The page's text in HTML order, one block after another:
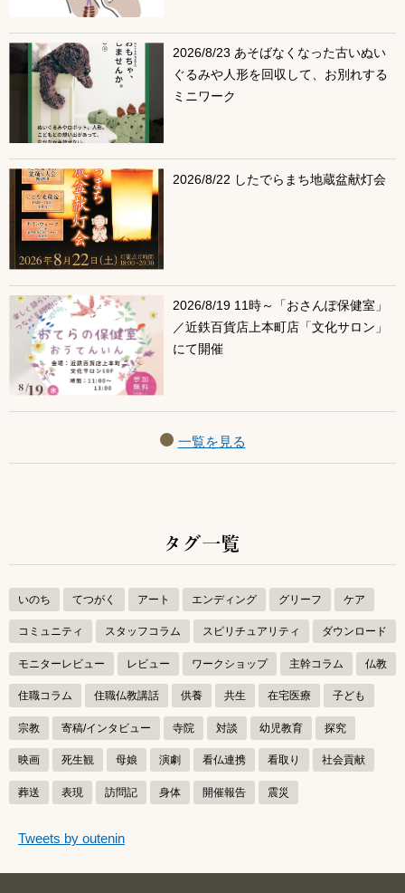
2026/8/23 あそばなくなった古いぬい
ぐるみや人形を回収して、お別れする
ミニワーク
2026/8/22 したでらまち地蔵盆献灯会
2026/8/19 11時～「おさんぽ保健室」
／近鉄百貨店上本町店「文化サロン」
にて開催
一覧を見る
タグ一覧
いのち てつがく アート エンディング グリーフ ケア
コミュニティ スタッフコラム スピリチュアリティ ダウンロード
モニターレビュー レビュー ワークショップ 主幹コラム 仏教
住職コラム 住職仏教講話 供養 共生 在宅医療 子ども
宗教 寄稿/インタビュー 寺院 対談 幼児教育 探究
映画 死生観 母娘 演劇 看仏連携 看取り 社会貢献
葬送 表現 訪問記 身体 開催報告 震災
つぶやきをスキップする
Tweets by outenin